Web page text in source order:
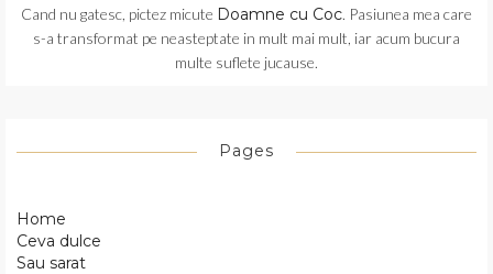
Cand nu gatesc, pictez micute Doamne cu Coc. Pasiunea mea care
s-a transformat pe neasteptate in mult mai mult, iar acum bucura
multe suflete jucause.
Pages
Home
Ceva dulce
Sau sarat